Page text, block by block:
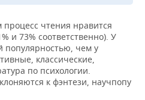
чтения нравится
и 73% соответственно). У
популярностью, чем у
классические,
по психологии.
к фэнтези, научпопу